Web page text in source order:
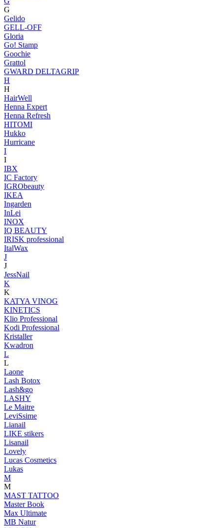
G
Gelido
GELL-OFF
Gloria
Go! Stamp
Goochie
Grattol
GWARD DELTAGRIP
H
H
HairWell
Henna Expert
Henna Refresh
HITOMI
Hukko
Hurricane
I
I
IBX
IC Factory
IGRObeauty
IKEA
Ingarden
InLei
INOX
IQ BEAUTY
IRISK professional
ItalWax
J
J
JessNail
K
K
KATYA VINOG
KINETICS
Klio Professional
Kodi Professional
Kristaller
Kwadron
L
L
Laone
Lash Botox
Lash&go
LASHY
Le Maitre
LeviSsime
Lianail
LIKE stikers
Lisanail
Lovely
Lucas Cosmetics
Lukas
M
M
MAST TATTOO
Master Book
Max Ultimate
MB Natur